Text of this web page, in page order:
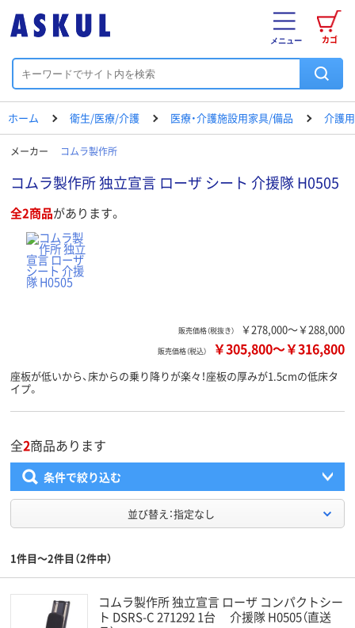
カゴ
メニュー
ホーム 衛生/医療/介護 医療・介護施設用家具/備品 介護
メーカー コムラ製作所
コムラ製作所 独立宣言 ローザ シート 介援隊 H0505
全2商品があります。
販売価格（税抜き） ￥278,000～￥288,000
販売価格（税込） ￥305,800～￥316,800
座板が低いから、床からの乗り降りが楽々！座板の厚みが1.5cmの低床タ
イプ。
全2商品あります
条件で絞り込む
並び替え：指定なし
1件目～2件目（2件中）
コムラ製作所 独立宣言 ローザ コンパクトシー
ト DSRS-C 271292 1台 介援隊 H0505（直送